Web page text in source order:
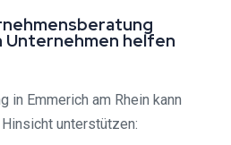
Unternehmen helfen
in Emmerich am Rhein kann
unterstützen: